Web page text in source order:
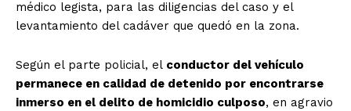
médico legista, para las diligencias del caso y el
levantamiento del cadáver que quedó en la zona.
Según el parte policial, el conductor del vehículo
permanece en calidad de detenido por encontrarse
inmerso en el delito de homicidio culposo, en agravio